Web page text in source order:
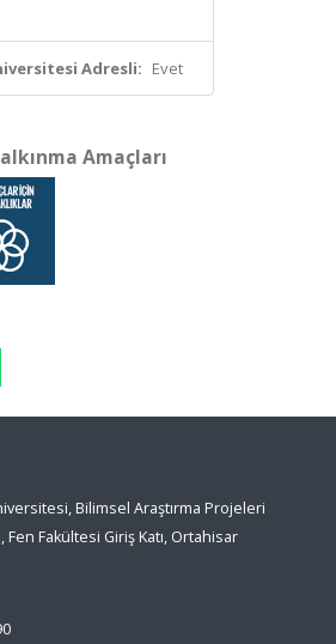
Adresli: Evet
Amaçları
Bilimsel Araştırma Projeleri
Fakültesi Giriş Katı, Ortahisar